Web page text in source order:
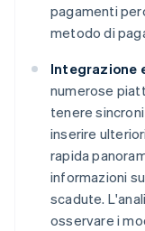
pagamenti
metodo di
Integrazione
numerose
tenere
inserire
rapida
informazioni
scadute.
osservare i